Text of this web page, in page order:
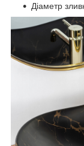
Діаметр